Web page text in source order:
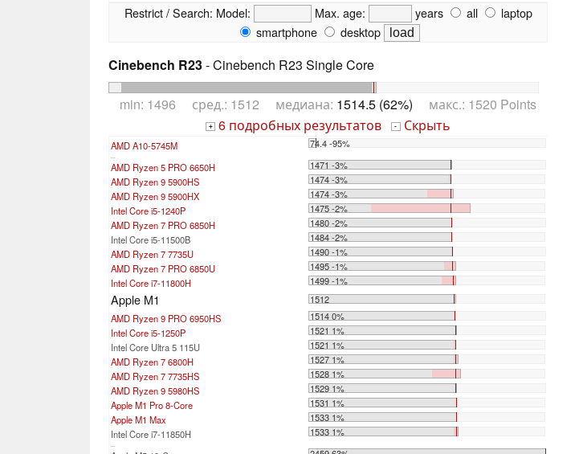
Restrict / Search: Model: Max. age: years all
laptop
smartphone
desktop
Cinebench R23- Cinebench R23 Single Core
min: 1496 сред.: 1512 медиана: 1514.5 (62%) макс.: 1520 Points
+ 6 подробных результатов - Скрыть
AMD A10-5745M 74.4 -95%
AMD Ryzen 5 PRO 6650H
1471 -3%
AMD Ryzen 9 5900HS
1474 -3%
AMD Ryzen 9 5900HX
1474 -3%
Intel Core i5-1240P
1475 -2%
AMD Ryzen 7 PRO 6850H
1480 -2%
Intel Core i5-11500B
1484 -2%
AMD Ryzen 7 7735U
1490 -1%
AMD Ryzen 7 PRO 6850U
1495 -1%
Intel Core i7-11800H
1499 -1%
Apple M1
1512
AMD Ryzen 9 PRO 6950HS
1514 0%
Intel Core i5-1250P
1521 1%
Intel Core Ultra 5 115U
1521 1%
AMD Ryzen 7 6800H
1527 1%
AMD Ryzen 7 7735HS
1528 1%
AMD Ryzen 9 5980HS
1529 1%
Apple M1 Pro 8-Core
1531 1%
Apple M1 Max
1533 1%
Intel Core i7-11850H
1533 1%